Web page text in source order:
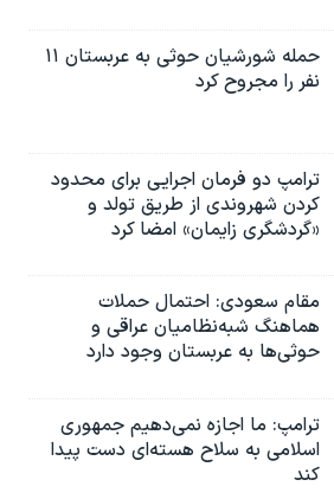
حمله شورشیان حوثی به عربستان ۱۱
نفر را مجروح کرد
ترامپ دو فرمان اجرایی برای محدود
کردن شهروندی از طریق تولد و
«گردشگری زایمان» امضا کرد
مقام سعودی: احتمال حملات
هماهنگ شبه‌نظامیان عراقی و
حوثی‌ها به عربستان وجود دارد
ترامپ: ما اجازه نمی‌دهیم جمهوری
اسلامی به سلاح هسته‌ای دست پیدا
کند